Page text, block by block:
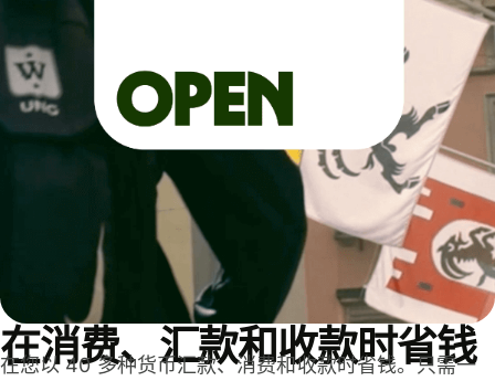
在消费、汇款和收款时省钱
在您以 40 多种货币汇款、消费和收款时省钱。只需一